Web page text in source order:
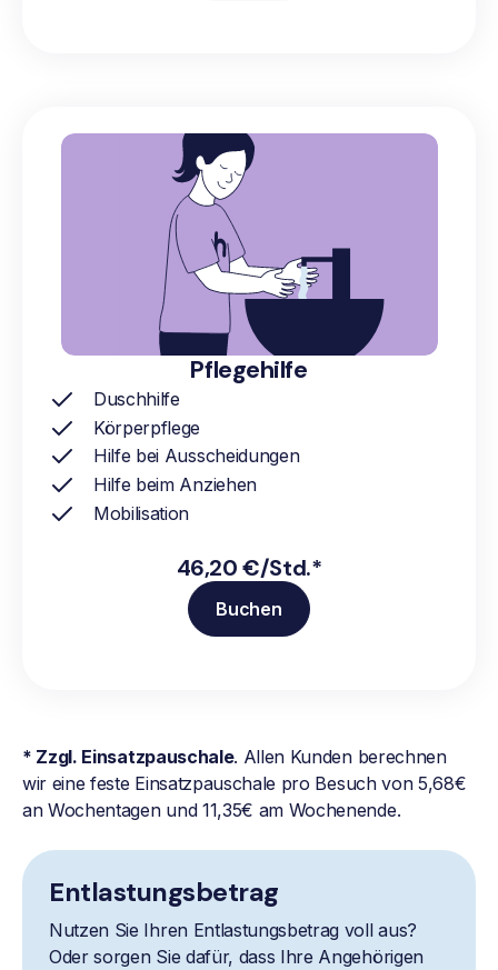
Pflegehilfe
Duschhilfe
Körperpflege
Hilfe bei Ausscheidungen
Hilfe beim Anziehen
Mobilisation
46,20 €/Std.*
Buchen
* Zzgl. Einsatzpauschale. Allen Kunden berechnen
wir eine feste Einsatzpauschale pro Besuch von 5,68€
an Wochentagen und 11,35€ am Wochenende.
Entlastungsbetrag
Nutzen Sie Ihren Entlastungsbetrag voll aus?
Oder sorgen Sie dafür, dass Ihre Angehörigen